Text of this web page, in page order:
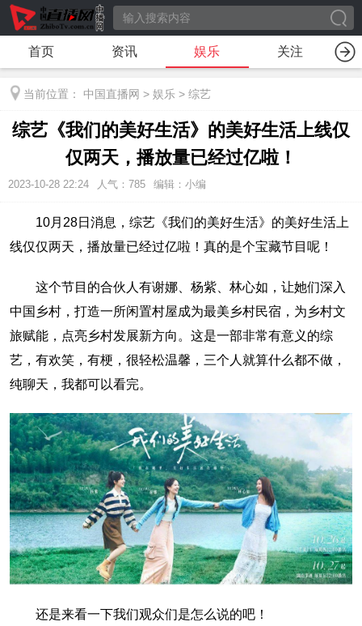
首页 资讯 娱乐 关注
当前位置： 中国直播网 > 娱乐 > 综艺
综艺《我们的美好生活》的美好生活上线仅
仅两天，播放量已经过亿啦！
2023-10-28 22:24 人气： 785 编辑：小编
10月28日消息，综艺《我们的美好生活》的美好生活上
线仅仅两天，播放量已经过亿啦！真的是个宝藏节目呢！
这个节目的合伙人有谢娜、杨紫、林心如，让她们深入
中国乡村，打造一所闲置村屋成为最美乡村民宿，为乡村文
旅赋能，点亮乡村发展新方向。这是一部非常有意义的综
艺，有欢笑，有梗，很轻松温馨，三个人就算什么都不做，
纯聊天，我都可以看完。
还是来看一下我们观众们是怎么说的吧！